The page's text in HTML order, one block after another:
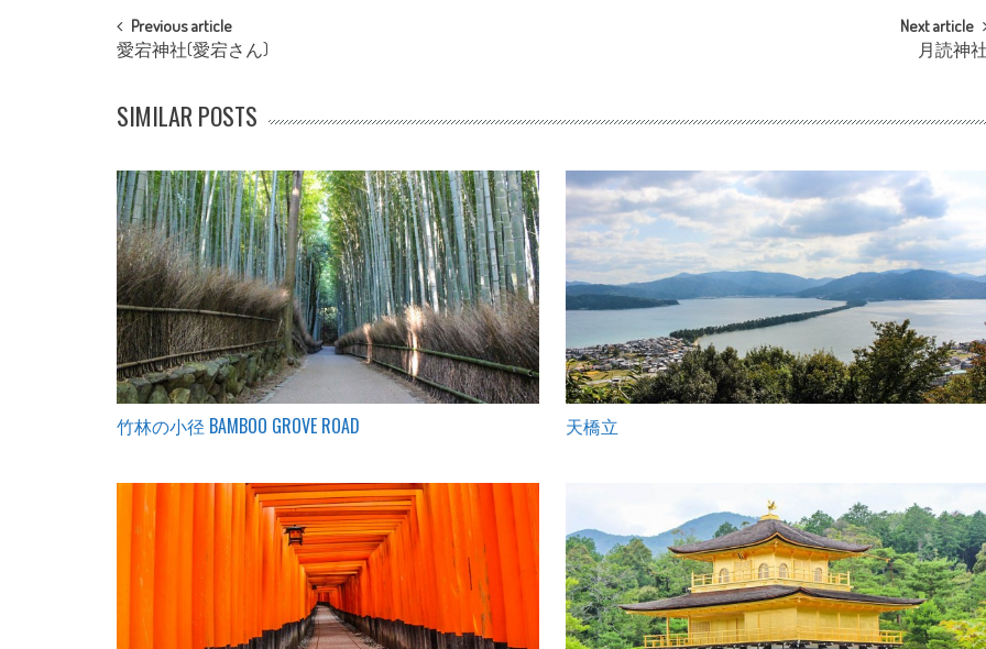
POST NAVIGATION
Previous article
愛宕神社(愛宕さん)
Next article
月読神
SIMILAR POSTS
竹林の小径 BAMBOO GROVE ROAD 天橋立